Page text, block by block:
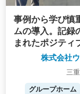
事例から学び慎
ムの導入。記録
まれたポジティ
株式会社
三
グループホーム